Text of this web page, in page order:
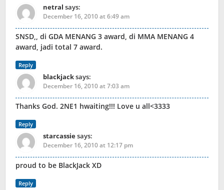
netral says:
December 16, 2010 at 6:49 am
SNSD,, di GDA MENANG 3 award, di MMA MENANG 4
award, jadi total 7 award.
Reply
blackjacksays:
December 16, 2010 at 7:03 am
Thanks God. 2NE1 hwaiting!!! Love u all<3333
Reply
starcassiesays:
December 16, 2010 at 12:17 pm
proud to be BlackJack XD
Reply